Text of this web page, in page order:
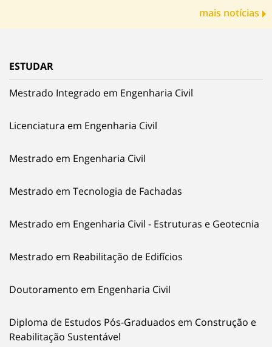
mais notícias
ESTUDAR
Mestrado Integrado em Engenharia Civil
Licenciatura em Engenharia Civil
Mestrado em Engenharia Civil
Mestrado em Tecnologia de Fachadas
Mestrado em Engenharia Civil - Estruturas e Geotecnia
Mestrado em Reabilitação de Edifícios
Doutoramento em Engenharia Civil
Diploma de Estudos Pós-Graduados em Construção e
Reabilitação Sustentável